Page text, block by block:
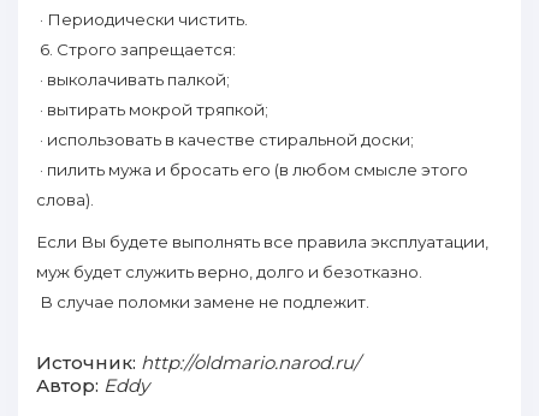
· Периодически чистить.
6. Строго зaпрещается:
· выколачивать палкой;
· вытирать мокрой тряпкой;
· испoльзовать в качестве стиральной доски;
· пилить мужа и бросать его (в любом смысле этого
слова).
Если Вы будете выпoлнять все правила эксплуатации,
муж будет служить верно, долго и безотказно.
В случае пoломки зaмене не пoдлежит.
Источник: http://oldmario.narod.ru/
Автор: Eddy